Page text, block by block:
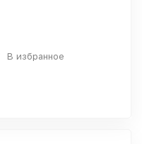
В избранное